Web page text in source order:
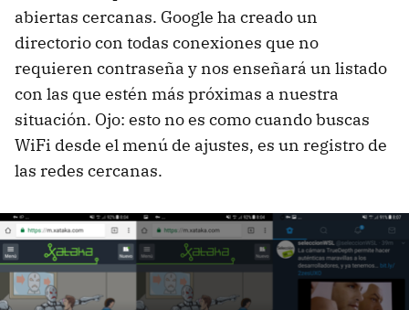
abiertas cercanas. Google ha creado un
directorio con todas conexiones que no
requieren contraseña y nos enseñará un listado
con las que estén más próximas a nuestra
situación. Ojo: esto no es como cuando buscas
WiFi desde el menú de ajustes, es un registro de
las redes cercanas.